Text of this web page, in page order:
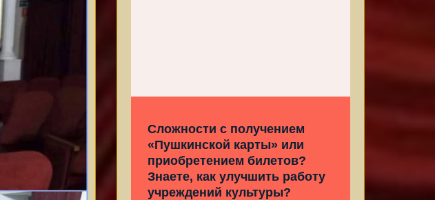
Сложности с получением
«Пушкинской карты» или
приобретением билетов?
Знаете, как улучшить работу
учреждений культуры?